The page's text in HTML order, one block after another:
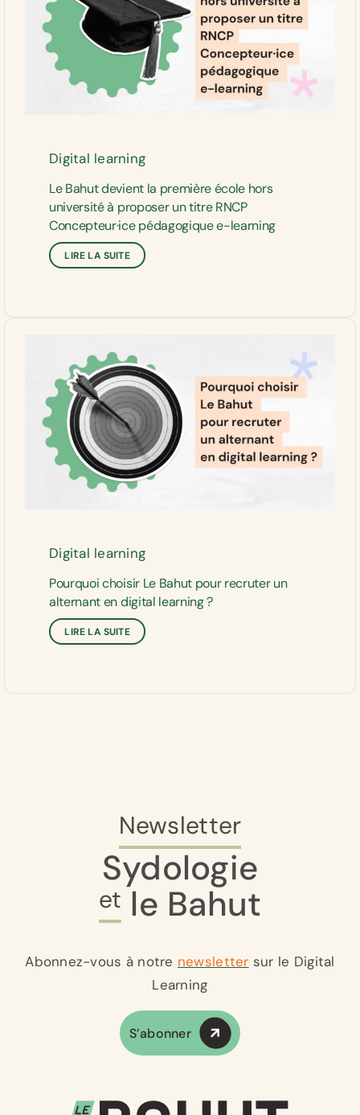
Digital learning
Le Bahut devient la première école hors
université à proposer un titre RNCP
Concepteur·ice pédagogique e-learning
LIRE LA SUITE
Digital learning
Pourquoi choisir Le Bahut pour recruter un
alternant en digital learning ?
LIRE LA SUITE
Newsletter
Sydologie
et le Bahut
Abonnez-vous à notre newsletter sur le Digital
Learning
S’abonner